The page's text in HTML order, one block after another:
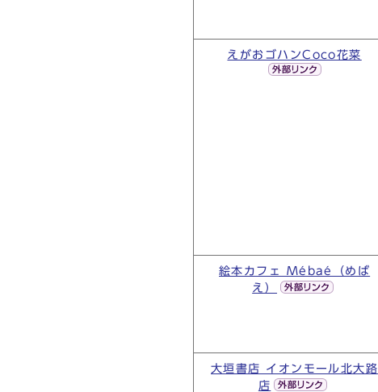
えがおゴハンCoco花菜
絵本カフェ Mébaé（めば
え）
大垣書店 イオンモール北大路
店